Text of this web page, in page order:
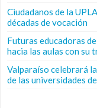
Ciudadanos de la
décadas de vocación
Futuras educadoras
hacia las aulas con
Valparaíso celebrará
de las universidades